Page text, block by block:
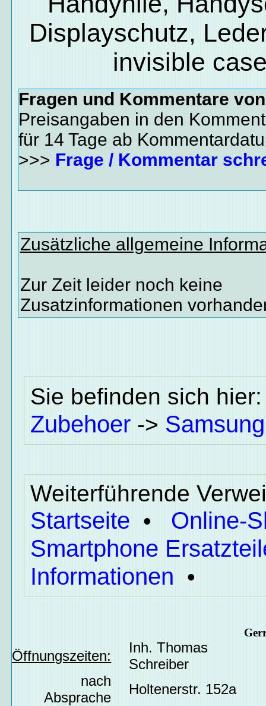
Displayschutz,
invisible
Fragen und Kommentare
Preisangaben in den
für 14 Tage ab
>>> Frage / Kommentar
Zusätzliche allgemeine
Zur Zeit leider noch keine
Zusatzinformationen
Sie befinden sich
Zubehoer -> Samsung
Weiterführende
Startseite • Online-
Smartphone
Informationen •
Öffnungszeiten:
Inh. Thomas
Schreiber
nach
Absprache
Holtenerstr. 152a